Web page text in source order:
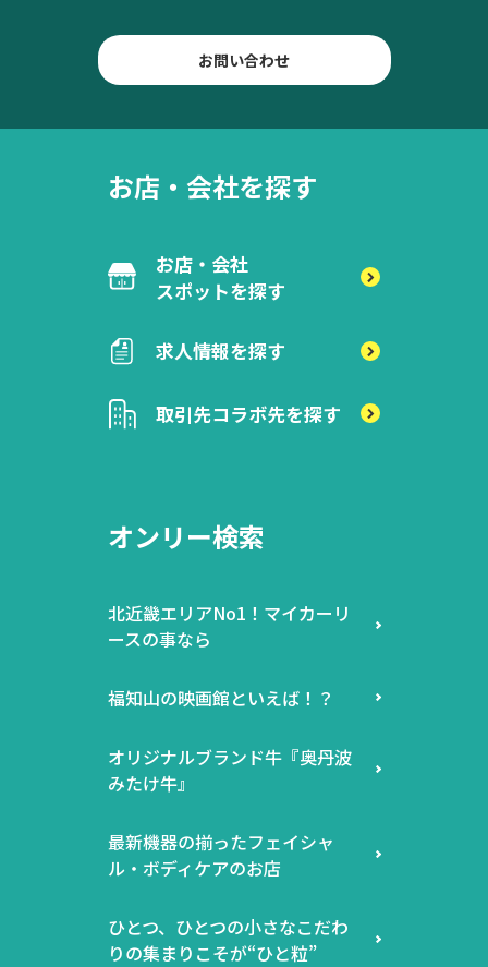
お問い合わせ
お店・会社を探す
お店・会社
スポットを探す
求人情報を探す
取引先コラボ先を探す
オンリー検索
北近畿エリアNo1！マイカーリ
ースの事なら
福知山の映画館といえば！？
オリジナルブランド牛『奥丹波
みたけ牛』
最新機器の揃ったフェイシャ
ル・ボディケアのお店
ひとつ、ひとつの小さなこだわ
りの集まりこそが“ひと粒”